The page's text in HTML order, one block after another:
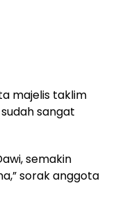
majelis taklim
sangat
semakin
sorak anggota